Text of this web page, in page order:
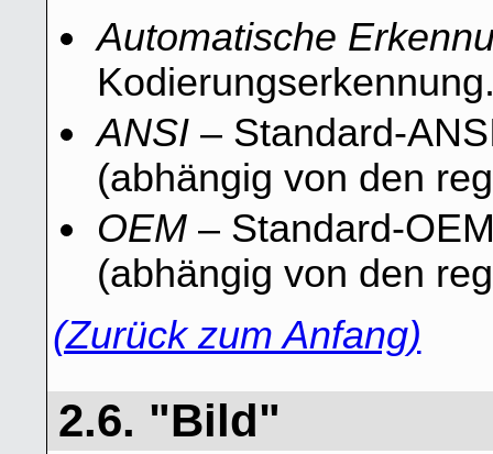
Automatische
ANSI– Standard-
(abhängig von den
OEM– Standard-
(abhängig von den
(Zurück zum Anfang)
2.6. "Bild"